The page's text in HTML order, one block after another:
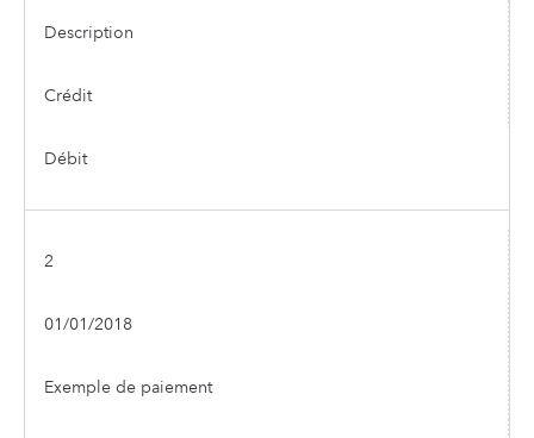
Description
Crédit
Débit
2
01/01/2018
Exemple de paiement